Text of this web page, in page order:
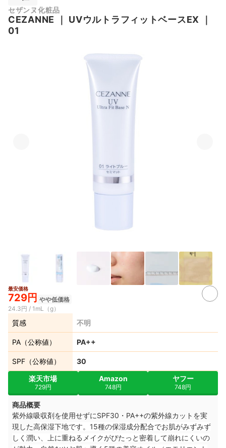
セザンヌ化粧品
CEZANNE UVウルトラフィットベースEX
01
最安価格
729円 やや低価格
24.3円 / 1mL（g）
質感 不明
PA（公称値） PA++
SPF（公称値）
30
楽天市場
729円
Amazon
748円
ヤフー
748円
商品概要
紫外線吸収剤を使用せずにSPF30・PA++の紫外線カットを実
現した高保湿下地です。15種の保湿成分配合でお肌がみずみず
しく潤い、上に重ねるメイクがぴたっと密着して崩れにくいの